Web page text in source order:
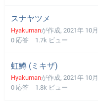
スナヤツメ
Hyakumanが作成, 2021年 10
0 応答 1.7k ビュー
虹鱒 (ミキザ)
Hyakumanが作成, 2021年 10
0 応答 1.8k ビュー